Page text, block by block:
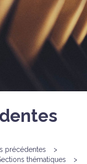
précédentes
>
thématiques
>